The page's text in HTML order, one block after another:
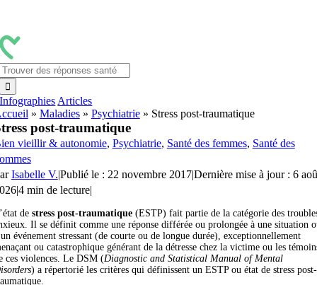
contenu
Infographies Articles
» Maladies» Psychiatrie» Stress post-traumatique
post-traumatique
vieillir & autonomie, Psychiatrie, Santé des femmes, Santé des
Isabelle V.|Publié le : 22 novembre 2017|Dernière mise à jour : 6
|4 min de lecture|
de stress post-traumatique(ESTP) fait partie de la catégorie des
Il se définit comme une réponse différée ou prolongée à une situation
événement stressant (de courte ou de longue durée), exceptionnellement
ou catastrophique générant de la détresse chez la victime ou les
ces violences. Le DSM (Diagnostic and Statistical Manual of Mental
) a répertorié les critères qui définissent un ESTP ou état de stress post-